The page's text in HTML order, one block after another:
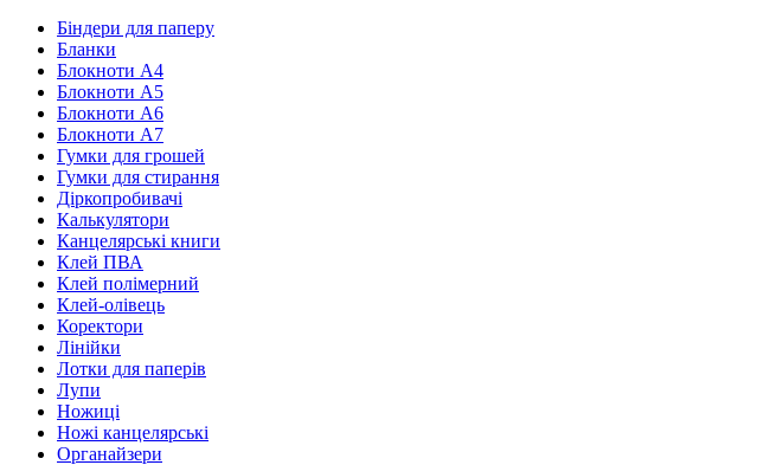
Біндери для паперу
Бланки
Блокноти А4
Блокноти А5
Блокноти А6
Блокноти А7
Гумки для грошей
Гумки для стирання
Діркопробивачі
Калькулятори
Канцелярські книги
Клей ПВА
Клей полімерний
Клей-олівець
Коректори
Лінійки
Лотки для паперів
Лупи
Ножиці
Ножі канцелярські
Органайзери